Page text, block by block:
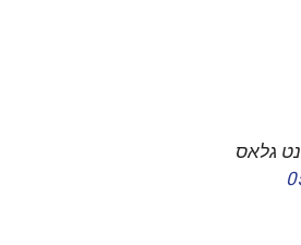
גלאס